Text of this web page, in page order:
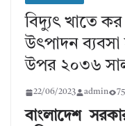
বিদ্যুৎ খাতে
উৎপাদন
উপর ২০৩৬
22/06/2023 admin
বাংলাদেশ